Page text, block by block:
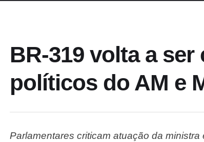
BR-319 volta a
políticos do AM e
Parlamentares criticam atuação da